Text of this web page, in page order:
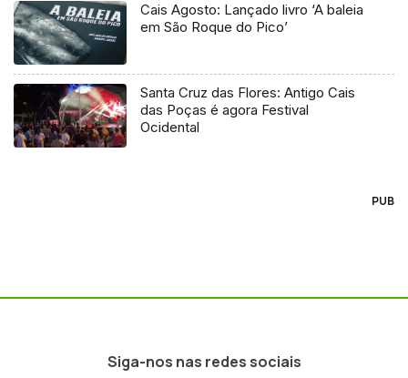
Cais Agosto: Lançado livro ‘A baleia
em São Roque do Pico’
Santa Cruz das Flores: Antigo Cais
das Poças é agora Festival
Ocidental
PUB
Siga-nos nas redes sociais